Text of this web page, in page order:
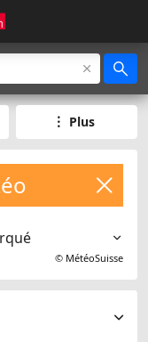
Plus
© MétéoSuisse